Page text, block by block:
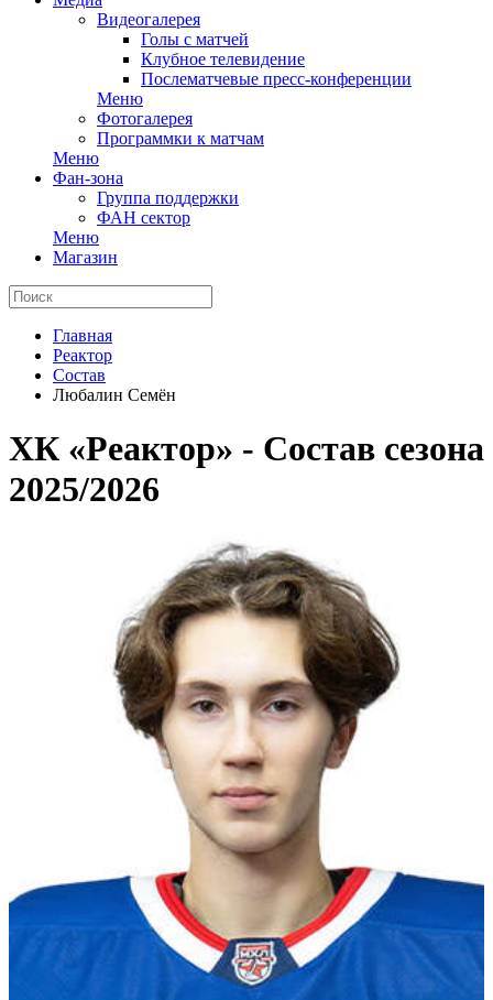
Видеогалерея
Голы с матчей
Клубное телевидение
Послематчевые пресс-конференции
Меню
Фотогалерея
Программки к матчам
Меню
Фан-зона
Группа поддержки
ФАН сектор
Меню
Магазин
Главная
Реактор
Состав
Любалин Семён
ХК «Реактор» - Cостав сезона
2025/2026